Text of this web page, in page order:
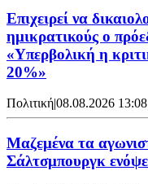
Επιχειρεί να
ημικρατικούς ο
«Υπερβολική η
20%»
Πολιτική|08.08.2026 13:08
Μαζεμένα τα
Σάλτσμπουργκ